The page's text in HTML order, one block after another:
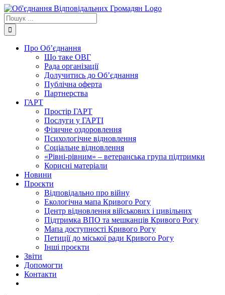
Skip
to
content
Пошук
...
Про Об’єднання
Що таке ОВГ
Рада організації
Долучитись до Об’єднання
Публічна оферта
Партнерства
ГАРТ
Простір ГАРТ
Послуги у ГАРТІ
Фізичне оздоровлення
Психологічне відновлення
Соціальне відновлення
«Рівні-рівним» – ветеранська група підтримки
Корисні матеріали
Новини
Проєкти
Відповідально про війну
Екологічна мапа Кривого Рогу
Центр відновлення військових і цивільних
Підтримка ВПО та мешканців Кривого Рогу
Мапа доступності Кривого Рогу
Петиції до міської ради Кривого Рогу
Інші проєкти
Звіти
Допомогти
Контакти